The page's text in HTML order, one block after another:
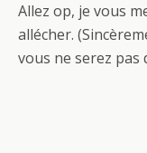
Allez op, je vous
allécher.
vous ne serez pas